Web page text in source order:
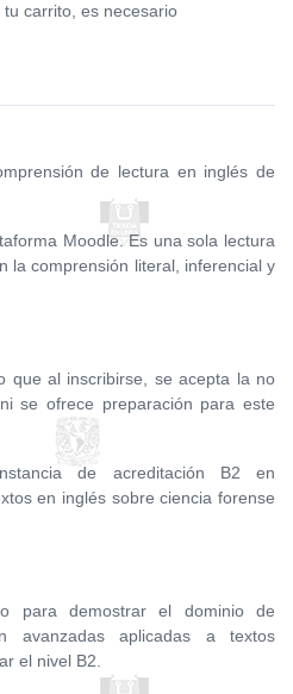
carrito, es necesario
de lectura en inglés de
Moodle. Es una sola lectura
la comprensión literal, inferencial y
que al inscribirse, se acepta la no
se ofrece preparación para este
de acreditación B2 en
en inglés sobre ciencia forense
para demostrar el dominio de
avanzadas aplicadas a textos
el nivel B2.